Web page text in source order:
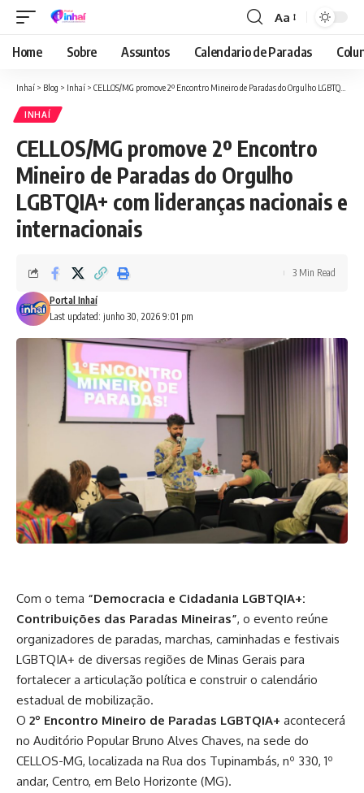
Font
Resizer
Aa
Home Sobre Assuntos Calendario de Paradas
Inhaí > Blog > Inhaí > CELLOS/MG promove 2º Encontro Mineiro de Paradas do Orgulho LGBTQIA+ com lideranças nacionais e internacionais
INHAÍ
CELLOS/MG promove 2º Encontro
Mineiro de Paradas do Orgulho
LGBTQIA+ com lideranças nacionais e
internacionais
Last updated: junho 30, 2026 9:01 pm
Portal Inhaí
3 Min Read
Com o tema “Democracia e Cidadania LGBTQIA+:
Contribuições das Paradas Mineiras”, o evento reúne
organizadores de paradas, marchas, caminhadas e festivais
LGBTQIA+ de diversas regiões de Minas Gerais para
fortalecer a articulação política e construir o calendário
estadual de mobilização.
O 2º Encontro Mineiro de Paradas LGBTQIA+ acontecerá
no Auditório Popular Bruno Alves Chaves, na sede do
CELLOS-MG, localizada na Rua dos Tupinambás, nº 330, 1º
andar, Centro, em Belo Horizonte (MG).